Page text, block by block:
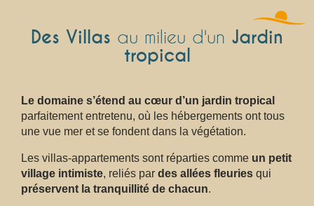
Des Villas au milieu d'un Jardin
tropical
Le domaine s’étend au cœur d’un jardin tropical
parfaitement entretenu, où les hébergements ont tous
une vue mer et se fondent dans la végétation.
Les villas-appartements sont réparties comme un petit
village intimiste, reliés par des allées fleuries qui
préservent la tranquillité de chacun.